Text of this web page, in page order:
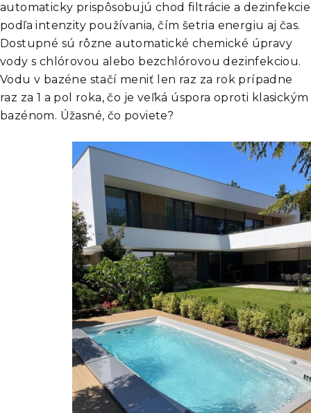
automaticky prispôsobujú chod filtrácie a dezinfekcie
podľa intenzity používania, čím šetria energiu aj čas.
Dostupné sú rôzne automatické chemické úpravy
vody s chlórovou alebo bezchlórovou dezinfekciou.
Vodu v bazéne stačí meniť len raz za rok prípadne
raz za 1 a pol roka, čo je veľká úspora oproti klasickým
bazénom. Úžasné, čo poviete?